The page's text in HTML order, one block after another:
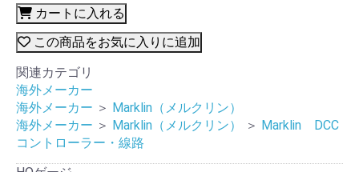
カートに入れる
この商品をお気に入りに追加
関連カテゴリ
海外メーカー
海外メーカー ＞ Marklin（メルクリン）
海外メーカー ＞ Marklin（メルクリン） ＞ Marklin DCC
コントローラー・線路